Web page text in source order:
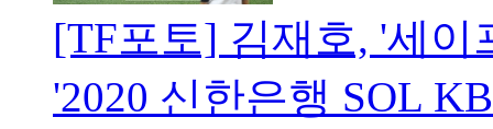
[TF포토] 김재호, '세이
'2020 신한은행 SOL